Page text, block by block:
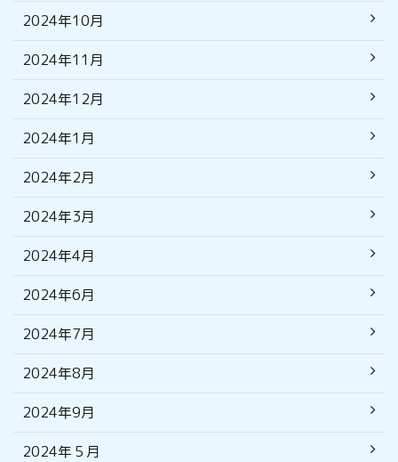
2024年10月
2024年11月
2024年12月
2024年1月
2024年2月
2024年3月
2024年4月
2024年6月
2024年7月
2024年8月
2024年9月
2024年５月